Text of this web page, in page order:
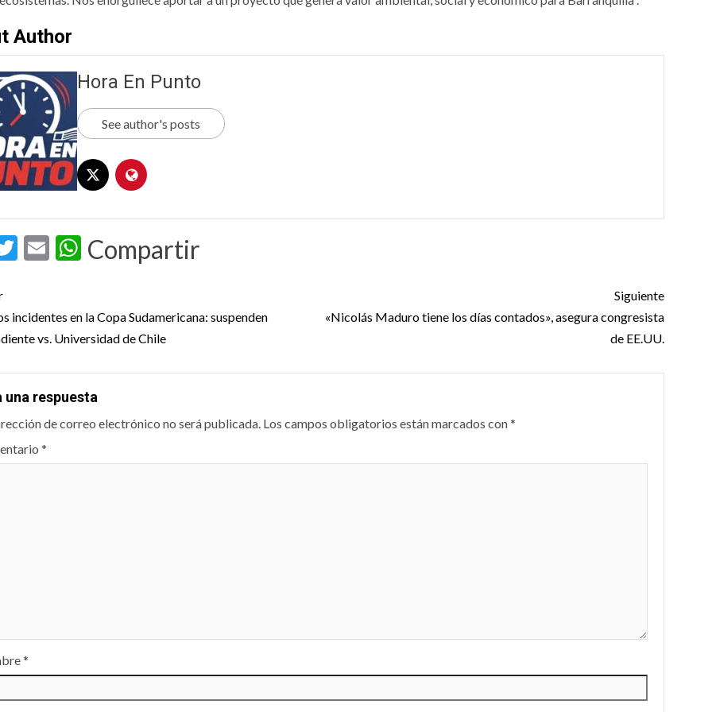
Author
Hora En Punto
See author's posts
Twitter
EmailWhatsApp
Compartir
incidentes en la Copa Sudamericana: suspenden
vs. Universidad de Chile
Siguiente
«Nicolás Maduro tiene los días contados», asegura congresista
de EE.UU.
una respuesta
de correo electrónico no será publicada. Los campos obligatorios están marcados con*
*
*